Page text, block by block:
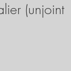
(unjoint